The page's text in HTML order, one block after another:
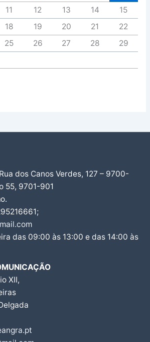
11 12 13 14
15
18 19 20 21
22
25 26 27 28
29
dos Canos Verdes, 127 – 9700-
55, 9701-901
das 09:00 às 13:00 e das 14:00 às
XII,